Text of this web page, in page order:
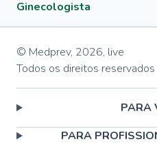
Ginecologista
© Medprev, 2026, live
Todos os direitos reservados
PARA
PARA